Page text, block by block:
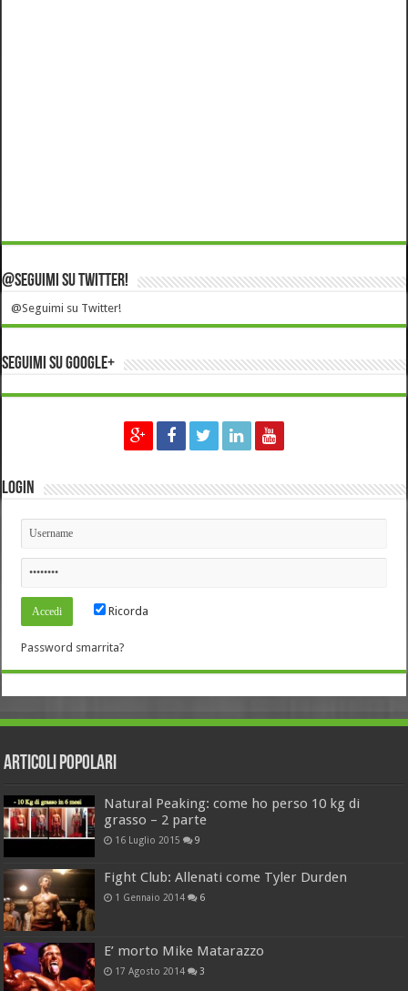
@Seguimi su Twitter!
@Seguimi su Twitter!
Seguimi su Google+
Login
Ricorda
Password smarrita?
Articoli Popolari
Natural Peaking: come ho perso 10 kg di
grasso – 2 parte
16 Luglio 2015 9
Fight Club: Allenati come Tyler Durden
1 Gennaio 2014 6
E’ morto Mike Matarazzo
17 Agosto 2014 3